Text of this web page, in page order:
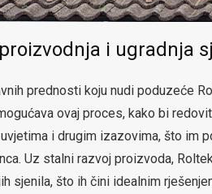
i ugradnja
prednosti koju nudi poduzeće
ovaj proces, kako bi
i drugim izazovima, što im
Uz stalni razvoj proizvoda,
sjenila, što ih čini idealnim